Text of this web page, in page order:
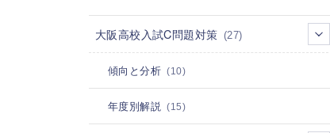
大阪高校入試C問題対策 (27)
傾向と分析 (10)
年度別解説 (15)